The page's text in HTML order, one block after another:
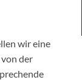
wir eine
der